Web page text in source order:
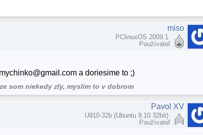
miso
PClinuxOS 2009.1
Používateľ
a doriesime to ;)
som niekedy zly, myslim to v dobrom
Pavol XV
U910-32b (Ubuntu 9.10 32bit)
Používateľ